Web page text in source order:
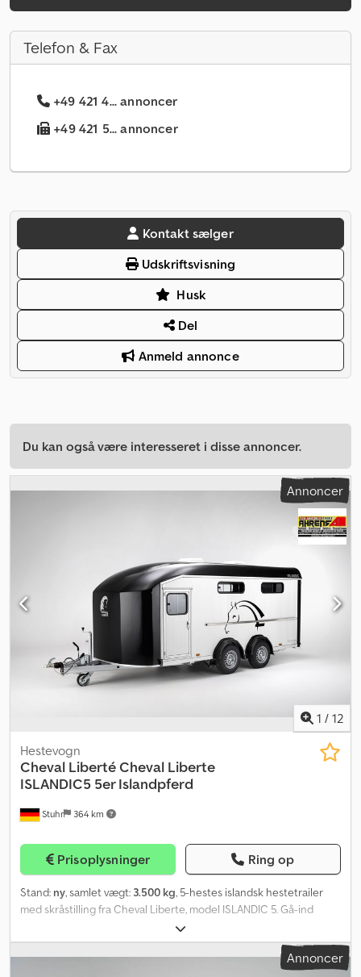
Telefon & Fax
+49 421 4... annoncer
+49 421 5... annoncer
Kontakt sælger
Udskriftsvisning
Husk
Del
Anmeld annonce
Du kan også være interesseret i disse annoncer.
Annoncer
1 / 12
Stuhr 364 km
Hestevogn
Cheval LibertéCheval Liberte
ISLANDIC5 5er Islandpferd
Prisoplysninger Ring op
Stand: ny, samlet vægt: 3.500 kg, 5-hestes islandsk hestetrailer
med skråstilling fra Cheval Liberte, model ISLANDIC 5. Gå-ind
sadelrum, skrå læsning, aluminiumsider og -bund samlet i en
uforgængelig alu-islandshestetrailer. Alu-hestetransport til op til
fem islandske heste med fremragende køreegenskaber takket
Annoncer